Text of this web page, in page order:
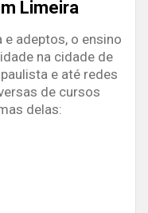
Limeira
adeptos, o ensino
na cidade de
e até redes
de cursos
delas: